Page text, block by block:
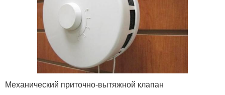
Механический приточно-вытяжной клапан